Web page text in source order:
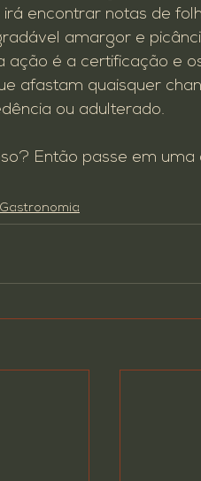
irá encontrar notas de
amargor e
ação é a certificação e
afastam quaisquer
ou adulterado.
Então passe em
Gastronomia